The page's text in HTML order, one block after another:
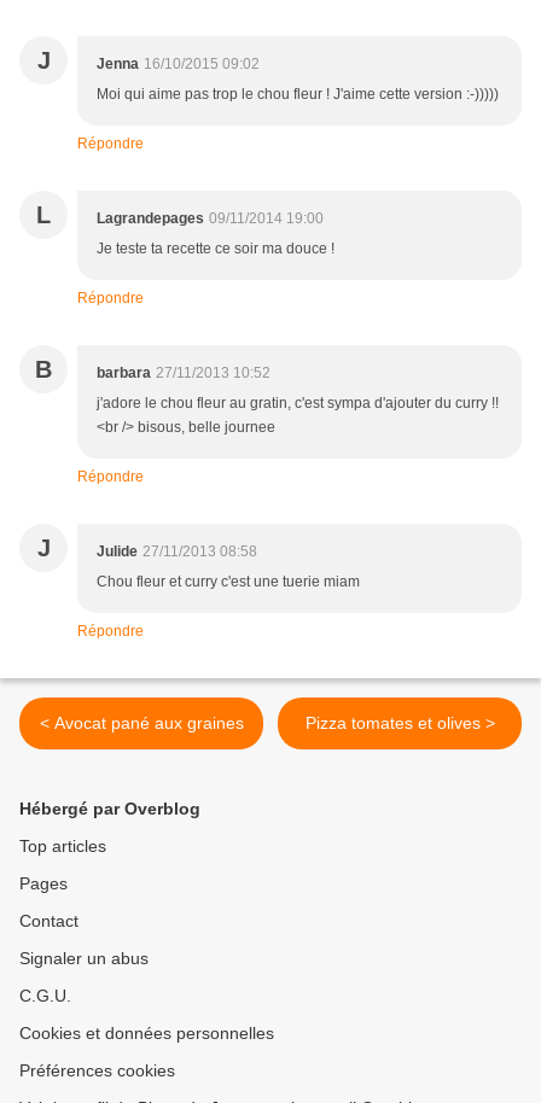
J Jenna 16/10/2015 09:02
Moi qui aime pas trop le chou fleur ! J'aime cette version :-)))))
Répondre
L Lagrandepages 09/11/2014 19:00
Je teste ta recette ce soir ma douce !
Répondre
B barbara 27/11/2013 10:52
j'adore le chou fleur au gratin, c'est sympa d'ajouter du curry !!
<br /> bisous, belle journee
Répondre
J Julide 27/11/2013 08:58
Chou fleur et curry c'est une tuerie miam
Répondre
< Avocat pané aux graines Pizza tomates et olives >
Hébergé par Overblog
Top articles
Pages
Contact
Signaler un abus
C.G.U.
Cookies et données personnelles
Préférences cookies